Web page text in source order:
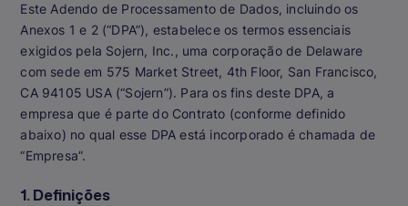
Este Adendo de Processamento de Dados, incluindo os
Anexos 1 e 2 (“DPA”), estabelece os termos essenciais
exigidos pela Sojern, Inc., uma corporação de Delaware
com sede em 575 Market Street, 4th Floor, San Francisco,
CA 94105 USA (“Sojern”). Para os fins deste DPA, a
empresa que é parte do Contrato (conforme definido
abaixo) no qual esse DPA está incorporado é chamada de
“Empresa”.
1. Definições